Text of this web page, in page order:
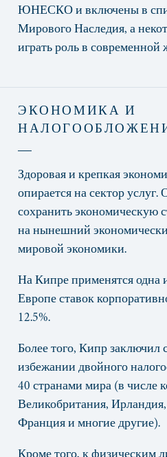
ЮНЕСКО и включены в
Мирового Наследия, а
играть роль в современной
ЭКОНОМИКА И
Здоровая и крепкая
опирается на сектор услуг.
сохранить экономическую
на нынешний
мировой экономики.
На Кипре применятся одна
Европе ставок
12.5%.
Более того, Кипр заключил
избежании двойного
40 странами мира (в числе
Великобритания,
Франция и многие другие).
Кроме того, к физическим